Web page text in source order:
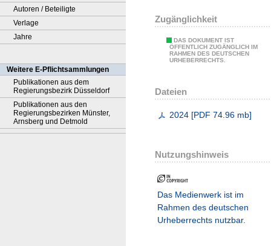
Autoren / Beteiligte
Verlage
Jahre
Weitere E-Pflichtsammlungen
Publikationen aus dem
Regierungsbezirk Düsseldorf
Publikationen aus den
Regierungsbezirken Münster,
Arnsberg und Detmold
Zugänglichkeit
DAS DOKUMENT IST
ÖFFENTLICH ZUGÄNGLICH IM
RAHMEN DES DEUTSCHEN
URHEBERRECHTS.
Dateien
2024 [PDF 74.96 mb]
Nutzungshinweis
Das Medienwerk ist im
Rahmen des deutschen
Urheberrechts nutzbar.